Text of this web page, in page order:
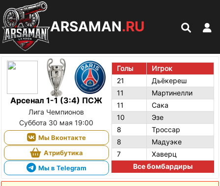
ARSAMAN.RU
Арсенал 1-1 (3:4) ПСЖ
Лига Чемпионов
Суббота 30 мая 19:00
Мы Вконтакте
Атрибутика
Мы в Telegram
Голы
Игрок
21
Дьёкереш
11
Мартинелли
11
Сака
10
Эзе
8
Троссар
8
Мадуэке
7
Хаверц
Все бомбардиры